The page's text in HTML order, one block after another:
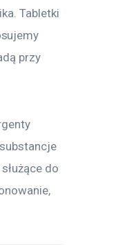
Tabletki
przy
do